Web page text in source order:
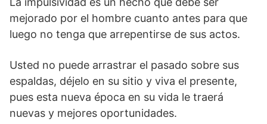
mejorado por el hombre cuanto antes para que
luego no tenga que arrepentirse de sus actos.
Usted no puede arrastrar el pasado sobre sus
espaldas, déjelo en su sitio y viva el presente,
pues esta nueva época en su vida le traerá
nuevas y mejores oportunidades.